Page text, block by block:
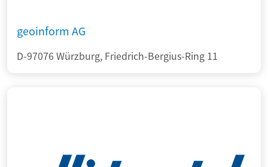
geoinform AG
D-97076 Würzburg, Friedrich-Bergius-Ring 11